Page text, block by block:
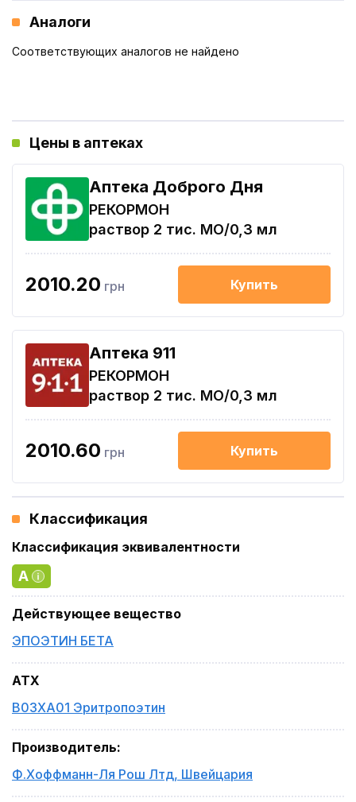
Аналоги
Соответствующих аналогов не найдено
Цены в аптеках
Аптека Доброго Дня
РЕКОРМОН
раствор 2 тис. МО/0,3 мл
2010.20 грн Купить
Aптека 911
РЕКОРМОН
раствор 2 тис. МО/0,3 мл
2010.60 грн Купить
Классификация
Классификация эквивалентности
A
Действующее вещество
ЭПОЭТИН БЕТА
ATX
B03XA01 Эритропоэтин
Производитель:
Ф.Хоффманн-Ля Рош Лтд, Швейцария